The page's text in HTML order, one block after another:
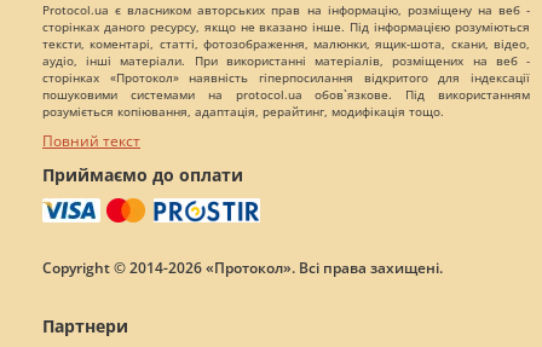
Protocol.ua є власником авторських прав на інформацію, розміщену на веб -
сторінках даного ресурсу, якщо не вказано інше. Під інформацією розуміються
тексти, коментарі, статті, фотозображення, малюнки, ящик-шота, скани, відео,
аудіо, інші матеріали. При використанні матеріалів, розміщених на веб -
сторінках «Протокол» наявність гіперпосилання відкритого для індексації
пошуковими системами на protocol.ua обов`язкове. Під використанням
розуміється копіювання, адаптація, рерайтинг, модифікація тощо.
Повний текст
Приймаємо до оплати
Copyright © 2014-2026 «Протокол». Всі права захищені.
Партнери